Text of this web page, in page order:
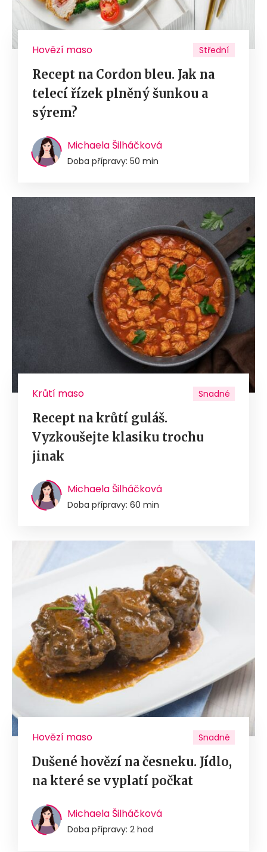
Hovězí maso Střední
Recept na Cordon bleu. Jak na
telecí řízek plněný šunkou a
sýrem?
Michaela Šilháčková
Doba přípravy: 50 min
Krůtí maso Snadné
Recept na krůtí guláš.
Vyzkoušejte klasiku trochu
jinak
Michaela Šilháčková
Doba přípravy: 60 min
Hovězí maso Snadné
Dušené hovězí na česneku. Jídlo,
na které se vyplatí počkat
Michaela Šilháčková
Doba přípravy: 2 hod